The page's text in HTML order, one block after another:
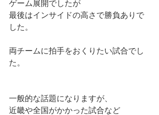
ゲーム展開でしたが
最後はインサイドの高さで勝負ありで
した。
両チームに拍手をおくりたい試合でし
た。
一般的な話題になりますが、
近畿や全国がかかった試合など